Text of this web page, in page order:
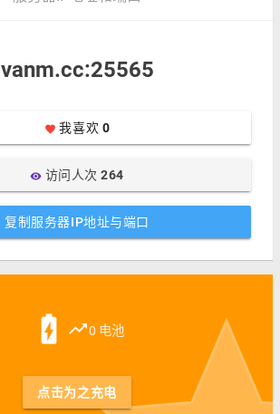
vanm.cc:25565
favorite 我喜欢 0
visibility访问人次264
复制服务器IP地址与端口
battery_charging_full trending_up0 电池
点击为之充电